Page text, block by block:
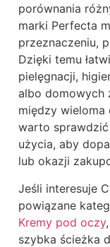
porównania
marki Perfecta
przeznaczeniu,
Dzięki temu
pielęgnacji,
albo domowych
między wieloma
warto
użycia, aby
lub okazji
Jeśli interesuje
powiązane
Kremy pod oczy,
szybka ścieżka